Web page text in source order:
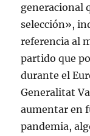
generacional
selección»,
referencia al
partido que
durante el
Generalitat
aumentar en
pandemia,